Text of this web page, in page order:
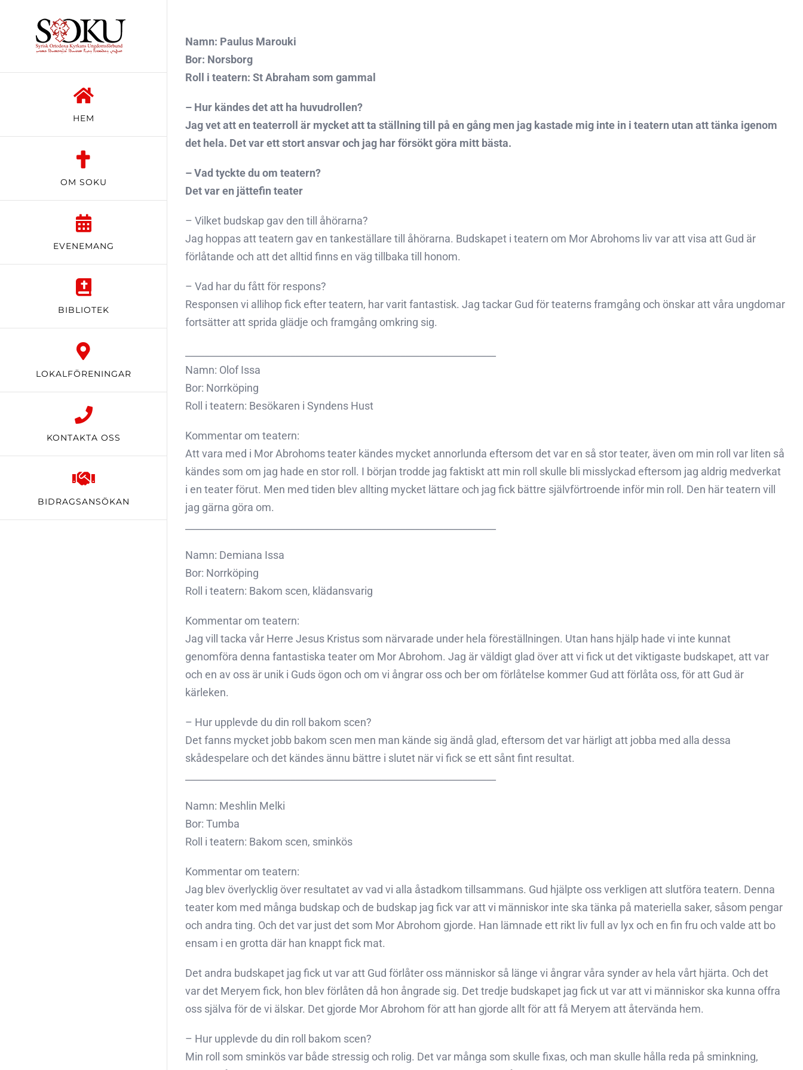
innehållet
HEM
OM SOKU
EVENEMANG
BIBLIOTEK
LOKALFÖRENINGAR
KONTAKTA OSS
BIDRAGSANSÖKAN
Namn: Paulus Marouki
Bor: Norsborg
Roll i teatern: St Abraham som gammal
– Hur kändes det att ha huvudrollen?
Jag vet att en teaterroll är mycket att ta ställning till på en gång men jag kastade mig inte in i teatern utan att tänka igenom
det hela. Det var ett stort ansvar och jag har försökt göra mitt bästa.
– Vad tyckte du om teatern?
Det var en jättefin teater
– Vilket budskap gav den till åhörarna?
Jag hoppas att teatern gav en tankeställare till åhörarna. Budskapet i teatern om Mor Abrohoms liv var att visa att Gud är
förlåtande och att det alltid finns en väg tillbaka till honom.
– Vad har du fått för respons?
Responsen vi allihop fick efter teatern, har varit fantastisk. Jag tackar Gud för teaterns framgång och önskar att våra ungdomar
fortsätter att sprida glädje och framgång omkring sig.
Namn: Olof Issa
Bor: Norrköping
Roll i teatern: Besökaren i Syndens Hust
Kommentar om teatern:
Att vara med i Mor Abrohoms teater kändes mycket annorlunda eftersom det var en så stor teater, även om min roll var liten så
kändes som om jag hade en stor roll. I början trodde jag faktiskt att min roll skulle bli misslyckad eftersom jag aldrig medverkat
i en teater förut. Men med tiden blev allting mycket lättare och jag fick bättre självförtroende inför min roll. Den här teatern vill
jag gärna göra om.
Namn: Demiana Issa
Bor: Norrköping
Roll i teatern: Bakom scen, klädansvarig
Kommentar om teatern:
Jag vill tacka vår Herre Jesus Kristus som närvarade under hela föreställningen. Utan hans hjälp hade vi inte kunnat
genomföra denna fantastiska teater om Mor Abrohom. Jag är väldigt glad över att vi fick ut det viktigaste budskapet, att var
och en av oss är unik i Guds ögon och om vi ångrar oss och ber om förlåtelse kommer Gud att förlåta oss, för att Gud är
kärleken.
– Hur upplevde du din roll bakom scen?
Det fanns mycket jobb bakom scen men man kände sig ändå glad, eftersom det var härligt att jobba med alla dessa
skådespelare och det kändes ännu bättre i slutet när vi fick se ett sånt fint resultat.
Namn: Meshlin Melki
Bor: Tumba
Roll i teatern: Bakom scen, sminkös
Kommentar om teatern:
Jag blev överlycklig över resultatet av vad vi alla åstadkom tillsammans. Gud hjälpte oss verkligen att slutföra teatern. Denna
teater kom med många budskap och de budskap jag fick var att vi människor inte ska tänka på materiella saker, såsom pengar
och andra ting. Och det var just det som Mor Abrohom gjorde. Han lämnade ett rikt liv full av lyx och en fin fru och valde att bo
ensam i en grotta där han knappt fick mat.
Det andra budskapet jag fick ut var att Gud förlåter oss människor så länge vi ångrar våra synder av hela vårt hjärta. Och det
var det Meryem fick, hon blev förlåten då hon ångrade sig. Det tredje budskapet jag fick ut var att vi människor ska kunna offra
oss själva för de vi älskar. Det gjorde Mor Abrohom för att han gjorde allt för att få Meryem att återvända hem.
– Hur upplevde du din roll bakom scen?
Min roll som sminkös var både stressig och rolig. Det var många som skulle fixas, och man skulle hålla reda på sminkning,